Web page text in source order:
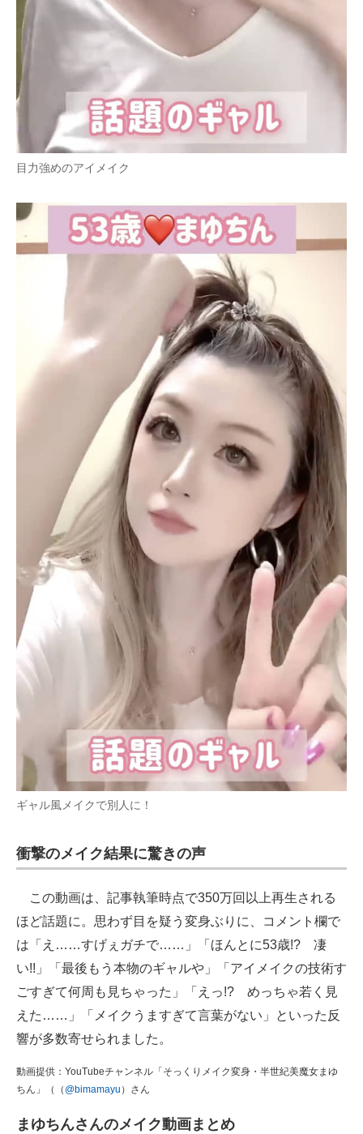
目力強めのアイメイク
ギャル風メイクで別人に！
衝撃のメイク結果に驚きの声
この動画は、記事執筆時点で350万回以上再生される
ほど話題に。思わず目を疑う変身ぶりに、コメント欄で
は「え……すげぇガチで……」「ほんとに53歳!? 凄
い!!」「最後もう本物のギャルや」「アイメイクの技術す
ごすぎて何周も見ちゃった」「えっ!? めっちゃ若く見
えた……」「メイクうますぎて言葉がない」といった反
響が多数寄せられました。
動画提供：YouTubeチャンネル「そっくりメイク変身・半世紀美魔女まゆ
ちん」（（ @bimamayu ）さん
まゆちんさんのメイク動画まとめ